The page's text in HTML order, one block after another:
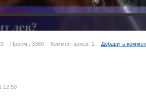
Просм.: 3369 Комментариев: 1 Добавить
12:50